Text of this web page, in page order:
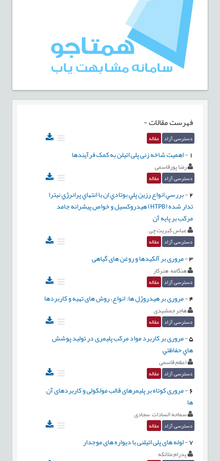
فهرست مقالات-
دسترسی آزاد مقاله
-اهمیت شاخه زنی پلی اتیلن به کمک فرآیندها
رضا پورقاسمی
دسترسی آزاد مقاله
2
-بررسي انواع رزين پلي بوتادي ان با انتهاي پرانرژي نیترا
تدار شده (HTPB) هيدروکسيل و خواص پيشرانه جامد
مرکب بر پايه آن
عباس کبریت چی
دسترسی آزاد مقاله
3
-مروری بر آلکیدها و روغن های گیاهی
هنگامه هنرکار
دسترسی آزاد مقاله
4
-مروری بر هیدروژل ها: انواع، روش های تهیه و کاربردها
هاجر جمشیدی
دسترسی آزاد مقاله
5
-مروری بر کاربرد مواد مرکب پلیمری در تولید پوشش
هاي حفاظتي
اعظم قاسمی
دسترسی آزاد مقاله
6
-مروری کوتاه بر پلیمرهای قالب مولکولی و کاربردهای آن
ها
سماحه السادات سجادی
دسترسی آزاد مقاله
7
-لوله های پلی اتیلنی با دیواره های موجدار
پدرام ملائکه